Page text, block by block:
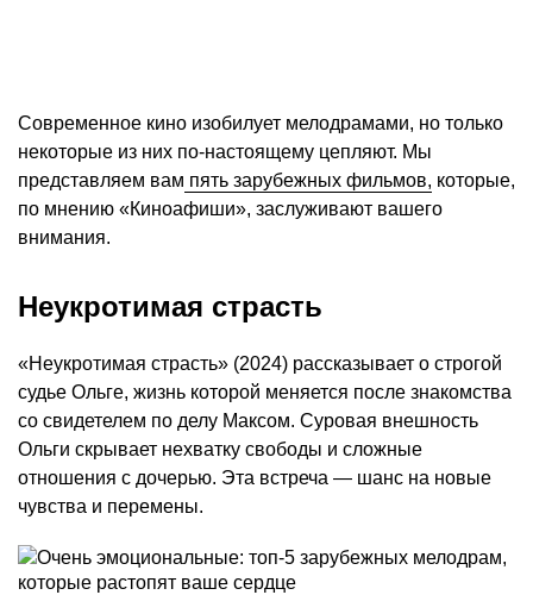
Современное кино изобилует мелодрамами, но только
некоторые из них по-настоящему цепляют. Мы
представляем вам пять зарубежных фильмов, которые,
по мнению «Киноафиши», заслуживают вашего
внимания.
Неукротимая страсть
«Неукротимая страсть» (2024) рассказывает о строгой
судье Ольге, жизнь которой меняется после знакомства
со свидетелем по делу Максом. Суровая внешность
Ольги скрывает нехватку свободы и сложные
отношения с дочерью. Эта встреча — шанс на новые
чувства и перемены.